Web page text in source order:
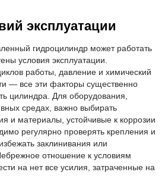
эксплуатации
гидроцилиндр может работать
условия эксплуатации.
работы, давление и химический
— все эти факторы существенно
цилиндра. Для оборудования,
средах, важно выбирать
и материалы, устойчивые к коррозии
регулярно проверять крепления и
заклинивания или
отношение к условиям
на нет все усилия, затраченные на